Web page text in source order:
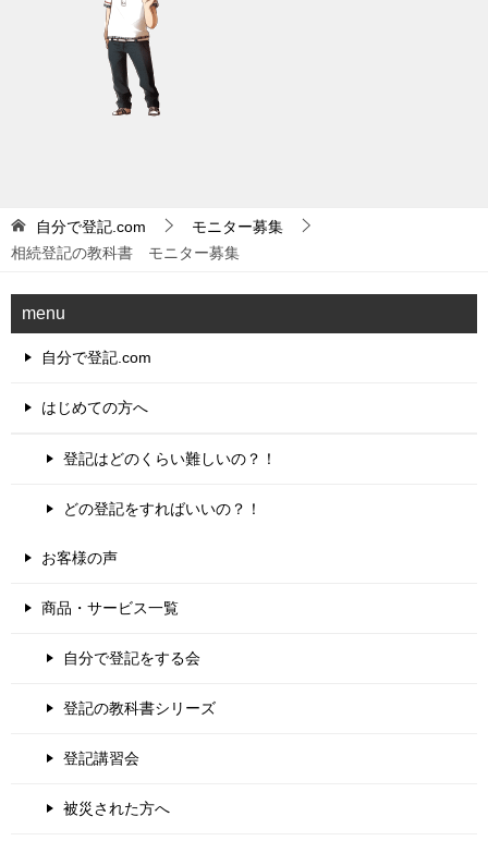
自分で登記.com
モニター募集
相続登記の教科書 モニター募集
menu
自分で登記.com
はじめての方へ
登記はどのくらい難しいの？！
どの登記をすればいいの？！
お客様の声
商品・サービス一覧
自分で登記をする会
登記の教科書シリーズ
登記講習会
被災された方へ